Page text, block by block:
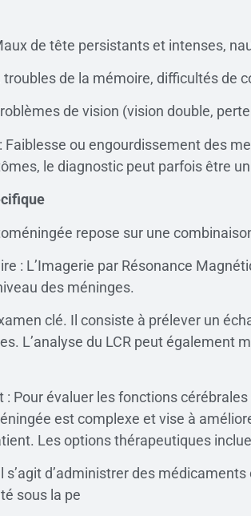
de tête persistants et intenses,
de la mémoire, difficultés de
de vision (vision double,
ou engourdissement des
le diagnostic peut parfois être
repose sur une
: L’Imagerie par Résonance
des méninges.
clé. Il consiste à prélever un
L’analyse du LCR peut
Pour évaluer les fonctions
est complexe et vise à
Les options thérapeutiques
d’administrer des
sous la pe